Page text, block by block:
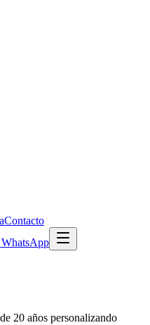
Contacto
20 años personalizando